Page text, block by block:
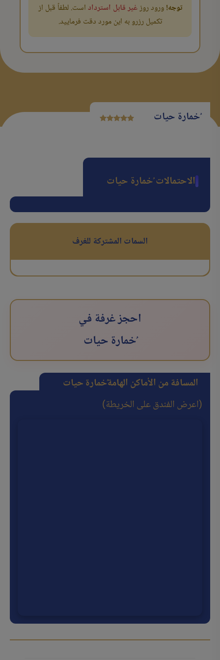
توجه!ورود روزغیر قابل استرداداست. لطفاً قبل از
تکمیل رزرو به این مورد دقت فرمایید.
ُخمارة حیات
الاحتمالات ُخمارة حیات
السمات المشتركة للغرف
احجز غرفة في
ُخمارة حیات
المسافة من الأماكن الهامةُخمارة حیات
(اعرض الفندق على الخريطة)